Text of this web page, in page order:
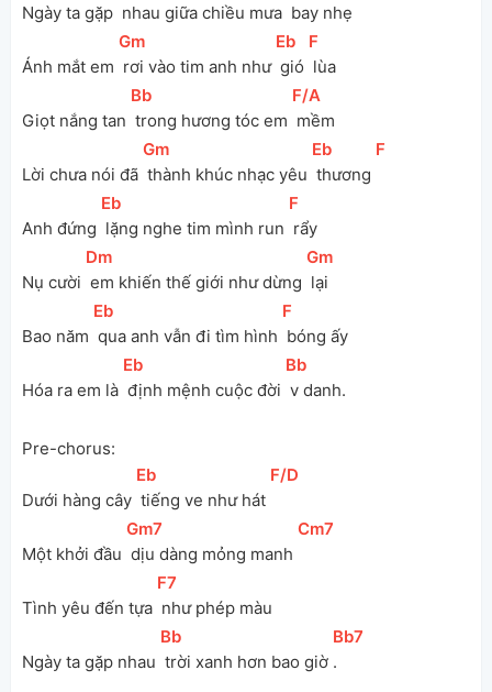
Ngày ta gặp nhau giữa chiều mưa bay nhẹ
Ánh mắt em
[
Gm
rơi vào tim anh như
[Eb
gió
[F
lùa
Giọt nắng tan
[Bb
trong hương tóc em
[F/A
mềm
Lời chưa nói đã
[
Gm
thành khúc nhạc yêu
[Eb
thương
[F
Anh đứng
[Eb
lặng nghe tim mình run
[F
rẩy
Nụ cười
[Dm
em khiến thế giới như dừng
[
Gm
lại
Bao năm
[Eb
qua anh vẫn đi tìm hình
[F
bóng ấy
Hóa ra em là
[Eb
định mệnh cuộc đời
[Bb
v danh.
Pre-chorus:
Dưới hàng cây
[Eb
tiếng ve như hát
[F/D
Một khởi đầu
[
Gm7
dịu dàng mỏng manh
[
Cm7
Tình yêu đến tựa
[F7
như phép màu
Ngày ta gặp nhau
[Bb
trời xanh hơn bao giờ
[Bb7
.